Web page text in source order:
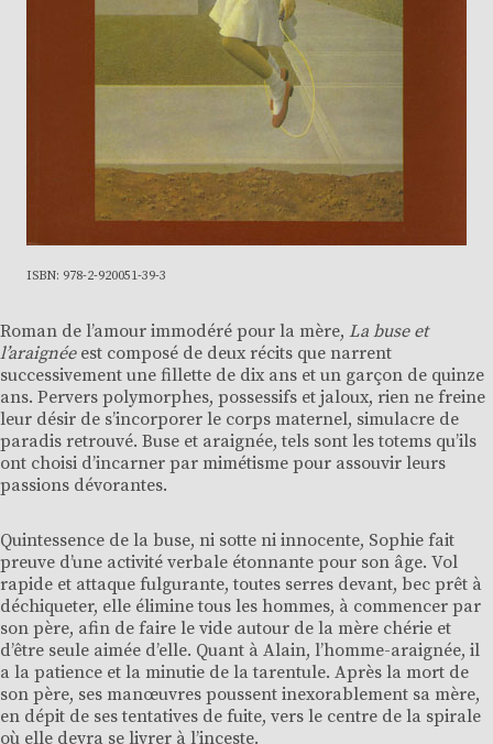
ISBN: 978-2-920051-39-3
Roman de l’amour immodéré pour la mère, La buse et
l’araignéeest composé de deux récits que narrent
successivement une fillette de dix ans et un garçon de quinze
ans. Pervers polymorphes, possessifs et jaloux, rien ne freine
leur désir de s’incorporer le corps maternel, simulacre de
paradis retrouvé. Buse et araignée, tels sont les totems qu’ils
ont choisi d’incarner par mimétisme pour assouvir leurs
passions dévorantes.
Quintessence de la buse, ni sotte ni innocente, Sophie fait
preuve d’une activité verbale étonnante pour son âge. Vol
rapide et attaque fulgurante, toutes serres devant, bec prêt à
déchiqueter, elle élimine tous les hommes, à commencer par
son père, afin de faire le vide autour de la mère chérie et
d’être seule aimée d’elle. Quant à Alain, l’homme-araignée, il
a la patience et la minutie de la tarentule. Après la mort de
son père, ses manœuvres poussent inexorablement sa mère,
en dépit de ses tentatives de fuite, vers le centre de la spirale
où elle devra se livrer à l’inceste.